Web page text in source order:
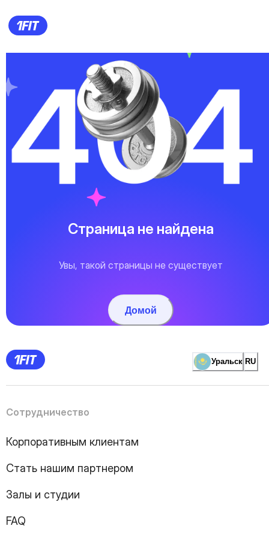
Страница не найдена
Увы, такой страницы не существует
Домой
Уральск RU
Сотрудничество
Корпоративным клиентам
Стать нашим партнером
Залы и студии
FAQ